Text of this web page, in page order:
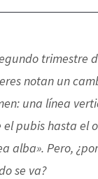
trimestre
notan un
una línea
el pubis hasta el
alba». Pero,
se va?